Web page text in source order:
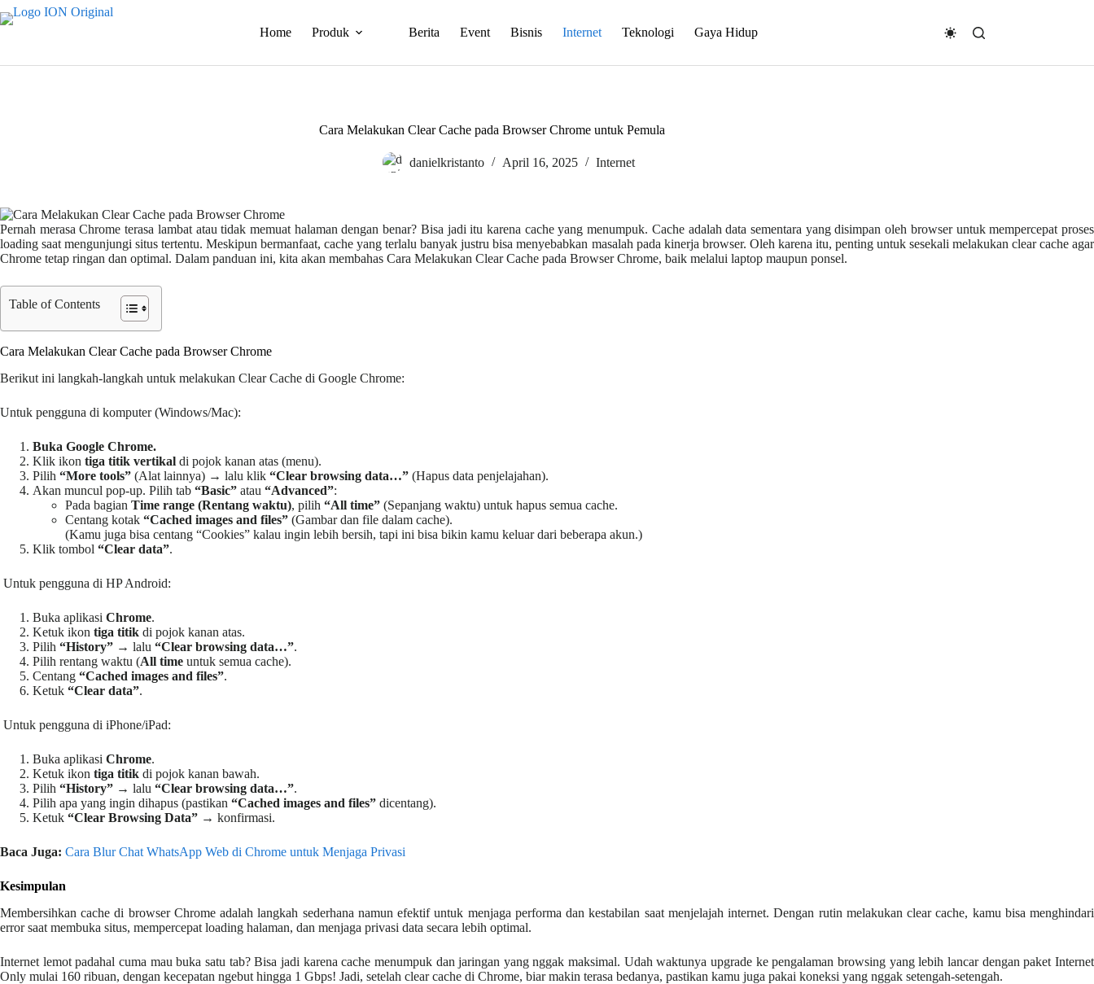
Skip
to
Home Produk Berita Event Bisnis Internet Teknologi Gaya Hidup
Cara Melakukan Clear Cache pada Browser Chrome untuk Pemula
danielkristanto April 16, 2025 Internet
Pernah merasa Chrome terasa lambat atau tidak memuat halaman dengan benar? Bisa jadi itu karena cache yang menumpuk. Cache adalah data sementara yang disimpan oleh browser untuk mempercepat proses
loading saat mengunjungi situs tertentu. Meskipun bermanfaat, cache yang terlalu banyak justru bisa menyebabkan masalah pada kinerja browser. Oleh karena itu, penting untuk sesekali melakukan clear cache agar
Chrome tetap ringan dan optimal. Dalam panduan ini, kita akan membahas Cara Melakukan Clear Cache pada Browser Chrome, baik melalui laptop maupun ponsel.
Table of Contents
Cara Melakukan Clear Cache pada Browser Chrome
Berikut ini langkah-langkah untuk melakukan Clear Cache di Google Chrome:
Untuk pengguna di komputer (Windows/Mac):
Buka Google Chrome.
Klik ikon tiga titik vertikal di pojok kanan atas (menu).
Pilih “More tools” (Alat lainnya) → lalu klik “Clear browsing data…” (Hapus data penjelajahan).
Akan muncul pop-up. Pilih tab “Basic” atau “Advanced”:
Pada bagian Time range (Rentang waktu), pilih “All time” (Sepanjang waktu) untuk hapus semua cache.
Centang kotak “Cached images and files” (Gambar dan file dalam cache).
(Kamu juga bisa centang “Cookies” kalau ingin lebih bersih, tapi ini bisa bikin kamu keluar dari beberapa akun.)
Klik tombol “Clear data”.
Untuk pengguna di HP Android:
Buka aplikasi Chrome.
Ketuk ikon tiga titik di pojok kanan atas.
Pilih “History” → lalu “Clear browsing data…”.
Pilih rentang waktu (All time untuk semua cache).
Centang “Cached images and files”.
Ketuk “Clear data”.
Untuk pengguna di iPhone/iPad:
Buka aplikasi Chrome.
Ketuk ikon tiga titik di pojok kanan bawah.
Pilih “History” → lalu “Clear browsing data…”.
Pilih apa yang ingin dihapus (pastikan “Cached images and files” dicentang).
Ketuk “Clear Browsing Data” → konfirmasi.
Baca Juga: Cara Blur Chat WhatsApp Web di Chrome untuk Menjaga Privasi
Kesimpulan
Membersihkan cache di browser Chrome adalah langkah sederhana namun efektif untuk menjaga performa dan kestabilan saat menjelajah internet. Dengan rutin melakukan clear cache, kamu bisa menghindari
error saat membuka situs, mempercepat loading halaman, dan menjaga privasi data secara lebih optimal.
Internet lemot padahal cuma mau buka satu tab? Bisa jadi karena cache menumpuk dan jaringan yang nggak maksimal. Udah waktunya upgrade ke pengalaman browsing yang lebih lancar dengan paket Internet
Only mulai 160 ribuan, dengan kecepatan ngebut hingga 1 Gbps! Jadi, setelah clear cache di Chrome, biar makin terasa bedanya, pastikan kamu juga pakai koneksi yang nggak setengah-setengah.